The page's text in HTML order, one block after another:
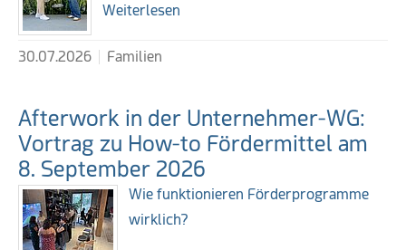
Weiterlesen
30.07.2026 Familien
Afterwork in der Unternehmer-WG:
Vortrag zu How-to Fördermittel am
8. September 2026
Wie funktionieren Förderprogramme
wirklich?